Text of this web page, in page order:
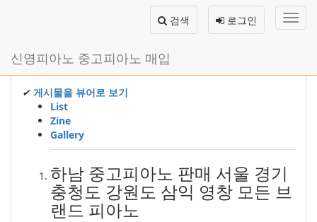
바
기
로그인
검색
신영피아노 중고피아노 매입
✔ 게시물을 뷰어로 보기
List
Zine
Gallery
하남 중고피아노 판매 서울 경기
충청도 강원도 삼익 영창 모든 브
랜드 피아노